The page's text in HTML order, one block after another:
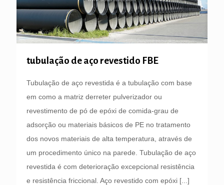
tubulação de aço revestido FBE
Tubulação de aço revestida é a tubulação com base
em como a matriz derreter pulverizador ou
revestimento de pó de epóxi de comida-grau de
adsorção ou materiais básicos de PE no tratamento
dos novos materiais de alta temperatura, através de
um procedimento único na parede. Tubulação de aço
revestida é com deterioração excepcional resistência
e resistência friccional. Aço revestido com epóxi [...]